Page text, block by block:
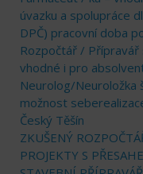
úvazku a spolupráce
DPČ) pracovní doba
Rozpočtář /
vhodné i pro
Neurolog/Neuroložka
možnost
Český Těšín
ZKUŠENÝ
PROJEKTY S